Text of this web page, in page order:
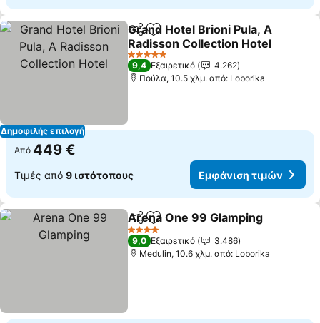
Δημοφιλής επιλογή
Κοινοποίηση
Προσθήκη στα αγαπημένα
Grand Hotel Brioni Pula, A
Radisson Collection Hotel
5 Αστέρια
9,4 Εξαιρετικό
4.262
Πούλα, 10.5 χλμ. από: Loborika
Από 449 €
Τιμές από 9 ιστότοπους Εμφάνιση τιμών
Κοινοποίηση
Προσθήκη στα αγαπημένα
Arena One 99 Glamping
4 Αστέρια
9,0 Εξαιρετικό
3.486
Medulin, 10.6 χλμ. από: Loborika